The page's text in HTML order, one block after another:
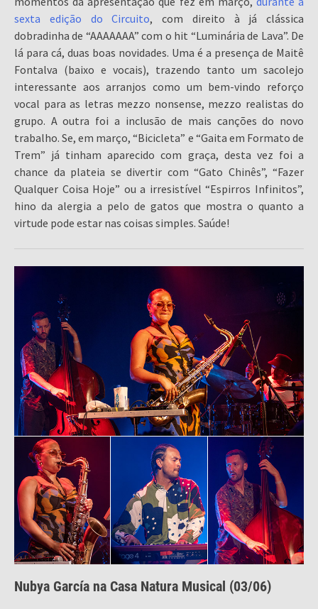
sexta edição do Circuito, com direito à já clássica
dobradinha de “AAAAAAA” com o hit “Luminária de Lava”. De
lá para cá, duas boas novidades. Uma é a presença de Maitê
Fontalva (baixo e vocais), trazendo tanto um sacolejo
interessante aos arranjos como um bem-vindo reforço
vocal para as letras mezzo nonsense, mezzo realistas do
grupo. A outra foi a inclusão de mais canções do novo
trabalho. Se, em março, “Bicicleta” e “Gaita em Formato de
Trem” já tinham aparecido com graça, desta vez foi a
chance da plateia se divertir com “Gato Chinês”, “Fazer
Qualquer Coisa Hoje” ou a irresistível “Espirros Infinitos”,
hino da alergia a pelo de gatos que mostra o quanto a
virtude pode estar nas coisas simples. Saúde!
Nubya García na Casa Natura Musical (03/06)